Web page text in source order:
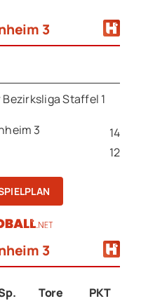
3
Staffel 1
3
14
12
3
Tore
PKT